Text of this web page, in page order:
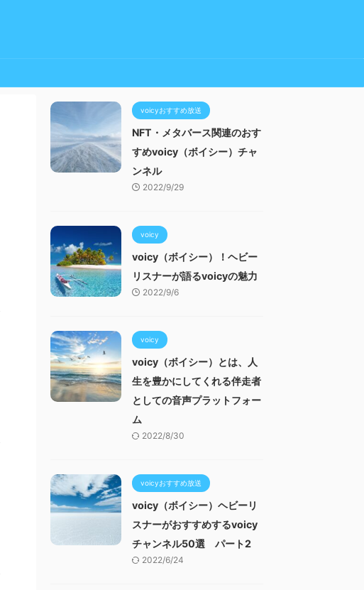
voicyおすすめ放送
NFT・メタバース関連のおす
すめvoicy（ボイシー）チャ
ンネル
2022/9/29
voicy
voicy（ボイシー）！ヘビー
リスナーが語るvoicyの魅力
2022/9/6
voicy
voicy（ボイシー）とは、人
生を豊かにしてくれる伴走者
としての音声プラットフォー
ム
2022/8/30
voicyおすすめ放送
voicy（ボイシー）ヘビーリ
スナーがおすすめするvoicy
チャンネル50選 パート2
2022/6/24